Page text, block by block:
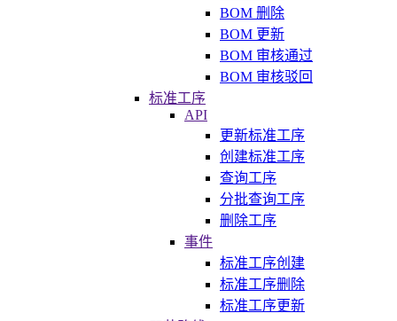
BOM 删除
BOM 更新
BOM 审核通过
BOM 审核驳回
标准工序
API
更新标准工序
创建标准工序
查询工序
分批查询工序
删除工序
事件
标准工序创建
标准工序删除
标准工序更新